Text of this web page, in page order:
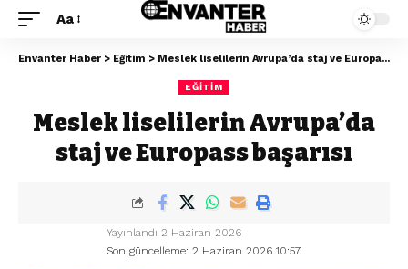
Aa
Envanter Haber > Eğitim > Meslek liselilerin Avrupa’da staj ve Europass başarısı
EĞITIM
Meslek liselilerin Avrupa’da
staj ve Europass başarısı
Son güncelleme: 2 Haziran 2026 10:57
Yayınlandı 2 Haziran 2026